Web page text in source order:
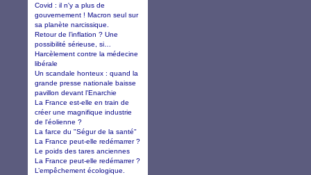
Covid : il n'y a plus de
gouvernement ! Macron seul sur
sa planète narcissique.
Retour de l’inflation ? Une
possibilité sérieuse, si…
Harcèlement contre la médecine
libérale
Un scandale honteux : quand la
grande presse nationale baisse
pavillon devant l'Enarchie
La France est-elle en train de
créer une magnifique industrie
de l'éolienne ?
La farce du "Ségur de la santé"
La France peut-elle redémarrer ?
Le poids des tares anciennes
La France peut-elle redémarrer ?
L’empêchement écologique.